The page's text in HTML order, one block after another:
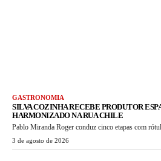
GASTRONOMIA
SILVA COZINHA RECEBE PRODUTOR
HARMONIZADO NA RUA CHILE
Pablo Miranda Roger conduz cinco etapas com
3 de agosto de 2026